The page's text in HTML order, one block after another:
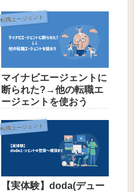
転職エージェント
マイナビエージェントに
断られた?→他の転職エ
ージェントを使おう
転職エージェント
【実体験】doda(デュー